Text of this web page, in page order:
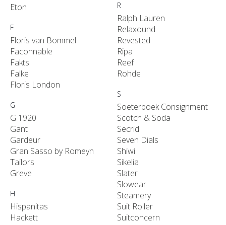
Eton
F
Floris van Bommel
Faconnable
Fakts
Falke
Floris London
G
G 1920
Gant
Gardeur
Gran Sasso by Romeyn
Tailors
Greve
H
Hispanitas
Hackett
R
Ralph Lauren
Relaxound
Revested
Ripa
Reef
Rohde
S
Soeterboek Consignment
Scotch & Soda
Secrid
Seven Dials
Shiwi
Sikelia
Slater
Slowear
Steamery
Suit Roller
Suitconcern